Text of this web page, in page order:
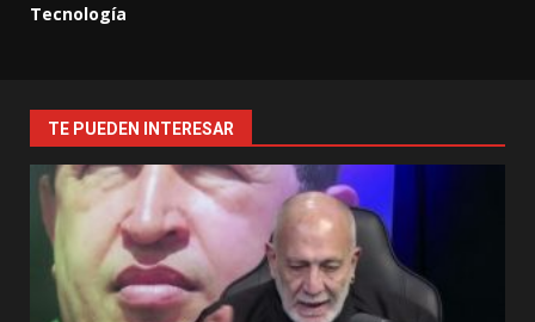
Tecnología
TE PUEDEN INTERESAR